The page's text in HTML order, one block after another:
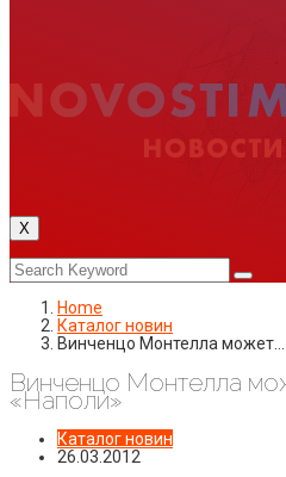
X
Home
Каталог новин
Винченцо Монтелла может…
Винченцо Монтелла
«Наполи»
Каталог новин
26.03.2012